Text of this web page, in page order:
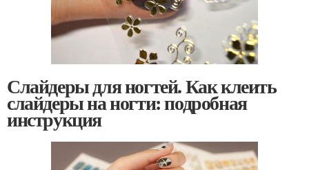
Слайдеры для ногтей. Как клеить
слайдеры на ногти: подробная
инструкция